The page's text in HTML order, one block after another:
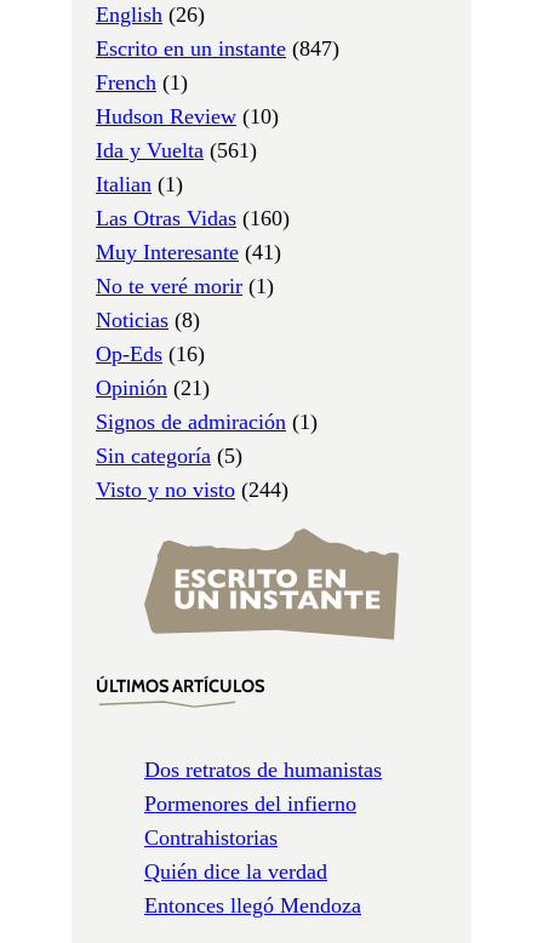
English (26)
Escrito en un instante (847)
French (1)
Hudson Review (10)
Ida y Vuelta (561)
Italian (1)
Las Otras Vidas (160)
Muy Interesante (41)
No te veré morir (1)
Noticias (8)
Op-Eds (16)
Opinión (21)
Signos de admiración (1)
Sin categoría (5)
Visto y no visto (244)
ÚLTIMOS ARTÍCULOS
Dos retratos de humanistas
Pormenores del infierno
Contrahistorias
Quién dice la verdad
Entonces llegó Mendoza